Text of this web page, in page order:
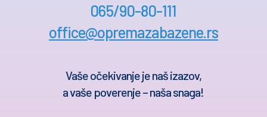
065/90-80-111
office@opremazabazene.rs
Vaše očekivanje je naš izazov,
a vaše poverenje – naša snaga!